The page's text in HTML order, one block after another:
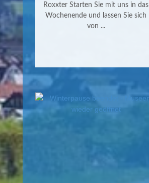
Roxxter Starten Sie mit uns in das
Wochenende und lassen Sie sich
von ...